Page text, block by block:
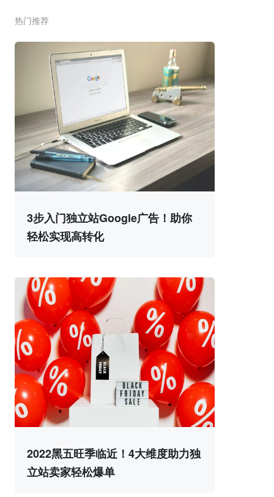
热门推荐
3步入门独立站Google广告！助你
轻松实现高转化
2022黑五旺季临近！4大维度助力独
立站卖家轻松爆单